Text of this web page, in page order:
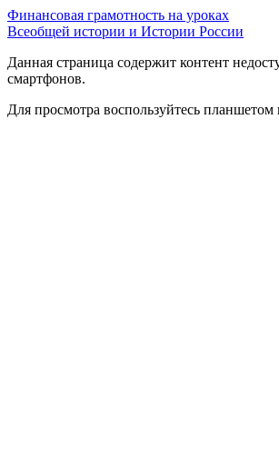
Финансовая грамотность на уроках
Всеобщей истории и Истории России
Данная страница содержит контент
смартфонов.
Для просмотра воспользуйтесь